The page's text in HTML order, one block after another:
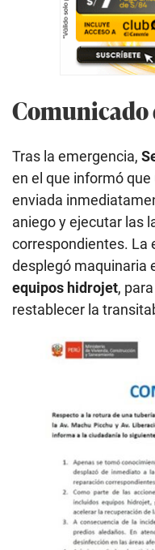
Comunicado
Tras la emergencia,
en el que informó
enviada
aniego y ejecutar las
correspondientes. La
desplegó maquinaria
equipos hidrojet,
restablecer la